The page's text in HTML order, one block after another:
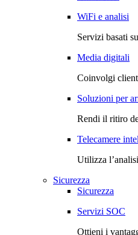
WiFi e analisi
Servizi basati
Media digitali
Coinvolgi
Soluzioni per
Rendi il ritiro
Telecamere
Utilizza
Sicurezza
Sicurezza
Servizi SOC
Ottieni i